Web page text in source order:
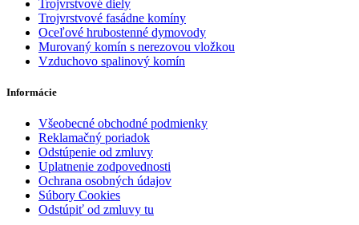
Trojvrstvové diely
Trojvrstvové fasádne komíny
Oceľové hrubostenné dymovody
Murovaný komín s nerezovou vložkou
Vzduchovo spalinový komín
Informácie
Všeobecné obchodné podmienky
Reklamačný poriadok
Odstúpenie od zmluvy
Uplatnenie zodpovednosti
Ochrana osobných údajov
Súbory Cookies
Odstúpiť od zmluvy tu